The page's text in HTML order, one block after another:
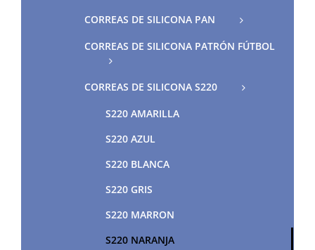
CORREAS DE SILICONA PAN
CORREAS DE SILICONA PATRÓN FÚTBOL
CORREAS DE SILICONA S220
S220 AMARILLA
S220 AZUL
S220 BLANCA
S220 GRIS
S220 MARRON
S220 NARANJA